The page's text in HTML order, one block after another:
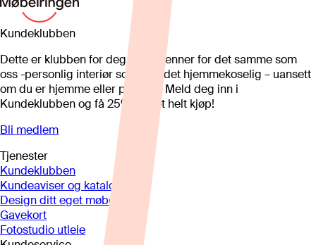
Kundeklubben
Dette er klubben for deg som brenner for det samme som
oss -personlig interiør som gjør det hjemmekoselig – uansett
om du er hjemme eller på hytta. Meld deg inn i
Kundeklubben og få 25%* på et helt kjøp!
Bli medlem
Tjenester
Kundeklubben
Kundeaviser og kataloger
Design ditt eget møbel
Gavekort
Fotostudio utleie